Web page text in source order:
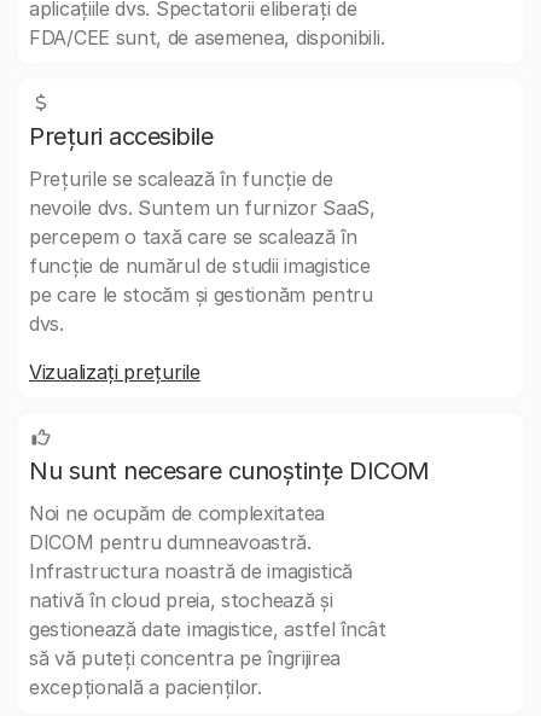
aplicațiile dvs. Spectatorii eliberați de
FDA/CEE sunt, de asemenea, disponibili.
Prețuri accesibile
Prețurile se scalează în funcție de
nevoile dvs. Suntem un furnizor SaaS,
percepem o taxă care se scalează în
funcție de numărul de studii imagistice
pe care le stocăm și gestionăm pentru
dvs.
Vizualizați prețurile
Nu sunt necesare cunoștințe DICOM
Noi ne ocupăm de complexitatea
DICOM pentru dumneavoastră.
Infrastructura noastră de imagistică
nativă în cloud preia, stochează și
gestionează date imagistice, astfel încât
să vă puteți concentra pe îngrijirea
excepțională a pacienților.